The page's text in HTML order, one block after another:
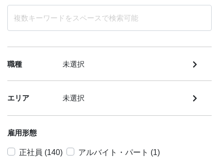
職種 未選択
エリア 未選択
雇用形態
正社員 (140)
アルバイト・パート (1)